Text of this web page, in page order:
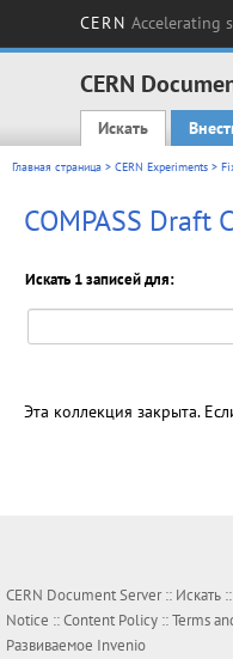
CERN Accelerating
CERN
Main
Искать
Главная страница > CERN Experiments >
COMPASS Draft
Искать 1 записей для:
Эта коллекция закрыта.
CERN Document Server :: Искать ::
Notice ::Content Policy ::Terms
Развиваемое Invenio